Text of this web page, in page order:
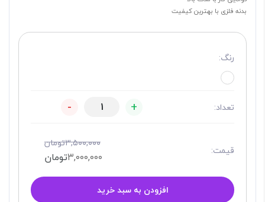
بدنه فلزی با بهترین کیفیت
رنگ:
تعداد: +
-
قیمت: ۳,۵۰۰,۰۰۰تومان
۳,۰۰۰,۰۰۰تومان
افزودن به سبد خرید